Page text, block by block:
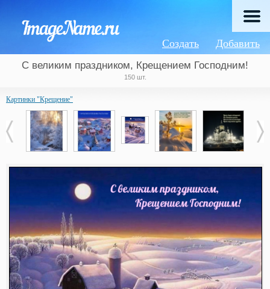
Добавить
Создать
С великим праздником, Крещением Господним!
150 шт.
Картинки "Крещение"